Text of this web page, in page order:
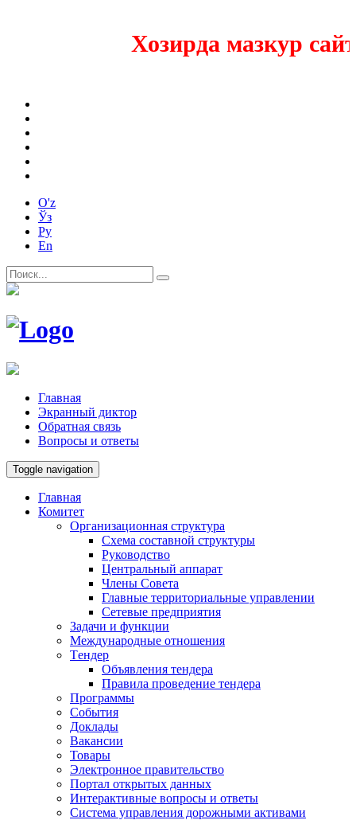
Хозирда мазкур
O'z
Ўз
Ру
En
Главная
Экранный диктор
Обратная связь
Вопросы и ответы
Toggle navigation
Главная
Комитет
Организационная структура
Схема составной структуры
Руководство
Центральный аппарат
Члены Совета
Главные территориальные управлении
Сетевые предприятия
Задачи и функции
Международные отношения
Tендер
Объявления тендера
Правила проведение тендера
Программы
Cобытия
Доклады
Вакансии
Товары
Электронное правительство
Портал открытых данных
Интерактивные вопросы и ответы
Система управления дорожными активами